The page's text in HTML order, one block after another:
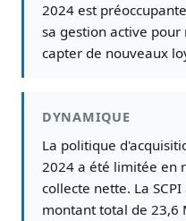
2024 est
sa gestion active
capter de nouveaux
DYNAMIQUE
La politique
2024 a été limitée en
collecte nette. La
montant total de 23,6